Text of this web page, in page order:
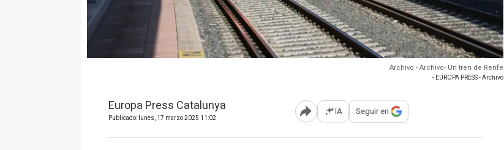
Archivo - Archivo- Un tren de Renfe
- EUROPA PRESS - Archivo
Europa Press Catalunya
Publicado: lunes, 17 marzo 2025 11:02 Abrir opciones para compartir
IA Seguir en